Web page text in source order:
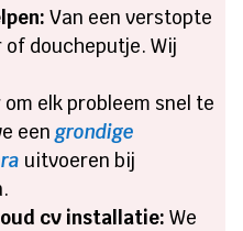
Van een verstopte
doucheputje. Wij
elk probleem snel te
eengrondige
uitvoeren bij
cv installatie: We